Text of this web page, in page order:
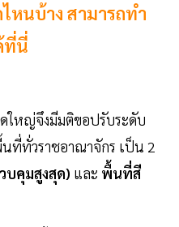
หนบ้าง สามารถทำ
ที่นี่
ใหญ่จึงมีมติขอปรับระดับ
ที่ทั่วราชอาณาจักร เป็น 2
คุมสูงสุด) และ พื้นที่สี